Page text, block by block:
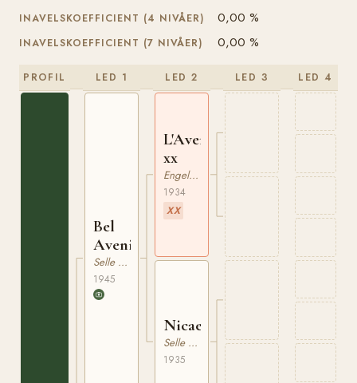
INAVELSKOEFFICIENT (4 NIVÅER) 0,00 %
INAVELSKOEFFICIENT (7 NIVÅER) 0,00 %
PROFIL LED 1
Bel
Avenir
Selle Francais
1945
LED 2
L'Avenir
xx
Engelskt Fullblod
1934
XX
Nicaella
Selle Francais
1935
LED 3 LED 4